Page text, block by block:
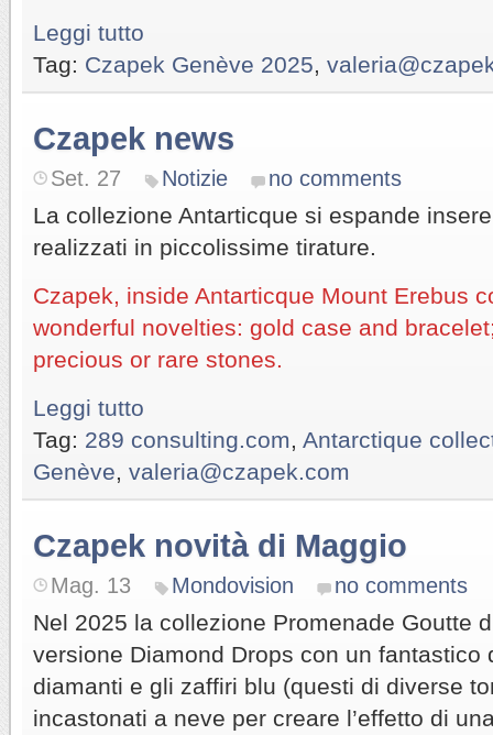
Leggi tutto
Tag: Czapek Genève 2025
Czapek news
Set. 27 Notizie no comments
La collezione Antarticque si espande
realizzati in piccolissime tirature.
Czapek, inside Antarticque Mount Erebus
wonderful novelties: gold case and
precious or rare stones.
Leggi tutto
Tag: 289 consulting.com
Antarctique
Genève valeria@czapek.com
Czapek novità di Maggio
Mag. 13 Mondovision no comments
Nel 2025 la collezione Promenade Goutte
versione Diamond Drops con un fantastico
diamanti e gli zaffiri blu (questi di diverse
incastonati a neve per creare l’effetto di